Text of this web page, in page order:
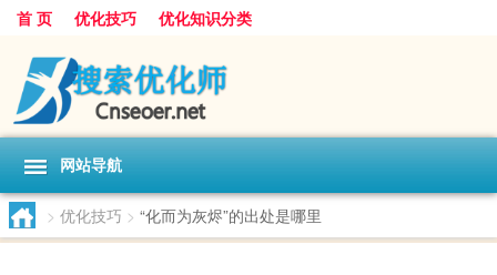
首 页 优化技巧 优化知识分类
网站导航
> 优化技巧 > “化而为灰烬”的出处是哪里